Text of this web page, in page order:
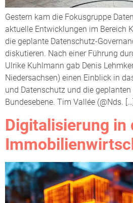
Gestern kam die Fokusgruppe
aktuelle Entwicklungen im Bereich
die geplante Datenschutz-
diskutieren. Nach einer Führung
Ulrike Kuhlmann gab Denis
Niedersachsen) einen Einblick in
und Datenschutz und die
Bundesebene. Tim Vallée (@Nds. […]
Digitalisierung in